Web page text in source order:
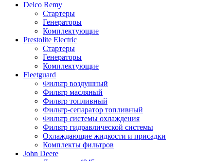
Delco Remy
Стартеры
Генераторы
Комплектующие
Prestolite Electric
Стартеры
Генераторы
Комплектующие
Fleetguard
Фильтр воздушный
Фильтр масляный
Фильтр топливный
Фильтр-сепаратор топливный
Фильтр системы охлаждения
Фильтр гидравлической системы
Охлаждающие жидкости и присадки
Комплекты фильтров
John Deere